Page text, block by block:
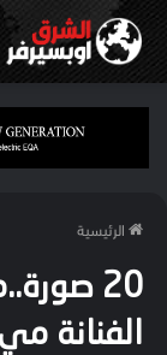
الرئيسية
20
الفنانة